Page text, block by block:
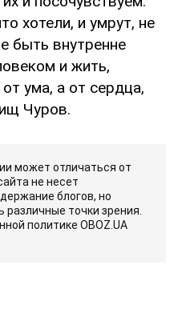
хотели, и умрут, не
быть внутренне
и жить,
ума, а от сердца,
Чуров.
может отличаться от
не несет
блогов, но
различные точки зрения.
политике OBOZ.UA